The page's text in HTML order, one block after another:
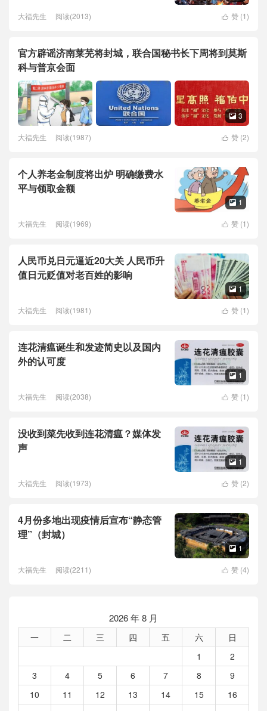
 赞 (1)
大福先生 阅读(2013)
官方辟谣济南莱芜将封城，联合国秘书长下周将到莫斯
科与普京会面
 3
 赞 (2)
大福先生 阅读(1987)
个人养老金制度将出炉 明确缴费水
平与领取金额
 1
 赞 (1)
大福先生 阅读(1969)
人民币兑日元逼近20大关 人民币升
值日元贬值对老百姓的影响
 1
 赞 (1)
大福先生 阅读(1981)
连花清瘟诞生和发迹简史以及国内
外的认可度
 1
 赞 (1)
大福先生 阅读(2038)
没收到菜先收到连花清瘟？媒体发
声
 1
 赞 (2)
大福先生 阅读(1973)
4月份多地出现疫情后宣布“静态管
理”（封城）
 1
 赞 (4)
大福先生 阅读(2211)
2026 年 8 月
一 二 三 四 五 六
日
1
2
3
4 5 6 7 8
9
10
11 12 13 14 15
16